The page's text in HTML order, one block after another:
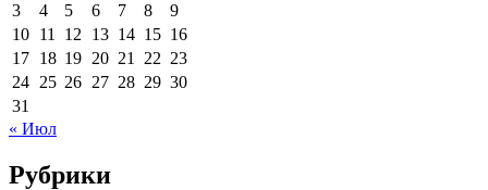
3
4 5 6 7 8
9
10 11 12 13 14 15 16
17 18 19 20 21 22 23
24 25 26 27 28 29 30
31
« Июл
Рубрики